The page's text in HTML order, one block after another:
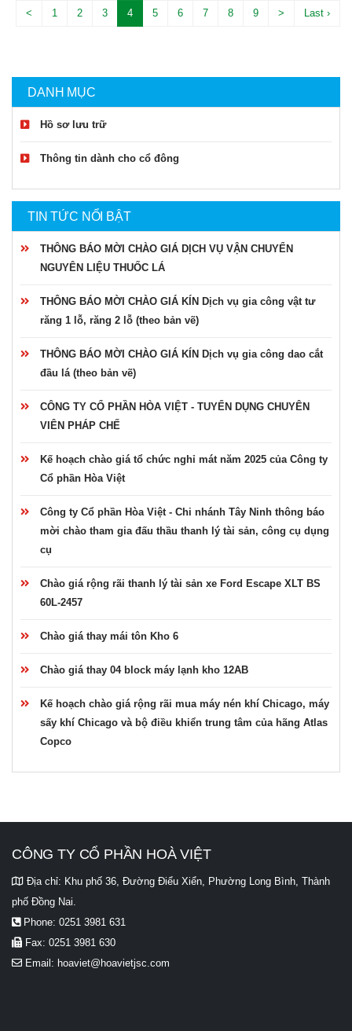
DANH MỤC
Hồ sơ lưu trữ
Thông tin dành cho cổ đông
TIN TỨC NỔI BẬT
THÔNG BÁO MỜI CHÀO GIÁ DỊCH VỤ VẬN CHUYỂN
NGUYÊN LIỆU THUỐC LÁ
THÔNG BÁO MỜI CHÀO GIÁ KÍN Dịch vụ gia công vật tư
răng 1 lỗ, răng 2 lỗ (theo bản vẽ)
THÔNG BÁO MỜI CHÀO GIÁ KÍN Dịch vụ gia công dao cắt
đầu lá (theo bản vẽ)
CÔNG TY CỔ PHẦN HÒA VIỆT - TUYỂN DỤNG CHUYÊN
VIÊN PHÁP CHẾ
Kế hoạch chào giá tổ chức nghỉ mát năm 2025 của Công ty
Cổ phần Hòa Việt
Công ty Cổ phần Hòa Việt - Chi nhánh Tây Ninh thông báo
mời chào tham gia đấu thầu thanh lý tài sản, công cụ dụng
cụ
Chào giá rộng rãi thanh lý tài sản xe Ford Escape XLT BS
60L-2457
Chào giá thay mái tôn Kho 6
Chào giá thay 04 block máy lạnh kho 12AB
Kế hoạch chào giá rộng rãi mua máy nén khí Chicago, máy
sấy khí Chicago và bộ điều khiển trung tâm của hãng Atlas
Copco
< 1 2 3 4 5 6 7 8 9 > Last ›
CÔNG TY CỔ PHẦN HOÀ VIỆT
Địa chỉ: Khu phố 36, Đường Điểu Xiển, Phường Long Bình, Thành
phố Đồng Nai.
Phone: 0251 3981 631
Fax: 0251 3981 630
Email: hoaviet@hoavietjsc.com